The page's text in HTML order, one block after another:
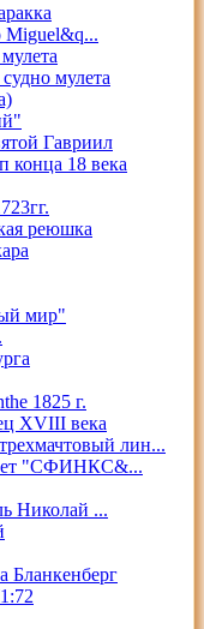
Miguel&q...
мулета
Гавриил
конца 18 века
реюшка
мир"
1825 г.
XVIII века
лин...
"СФИНКС&...
Николай ...
Бланкенберг